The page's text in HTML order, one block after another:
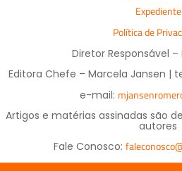
Expediente
Política de
Diretor Responsável –
Editora Chefe – Marcela Jansen |
e-mail:
Artigos e matérias assinadas são
autores
Fale Conosco: